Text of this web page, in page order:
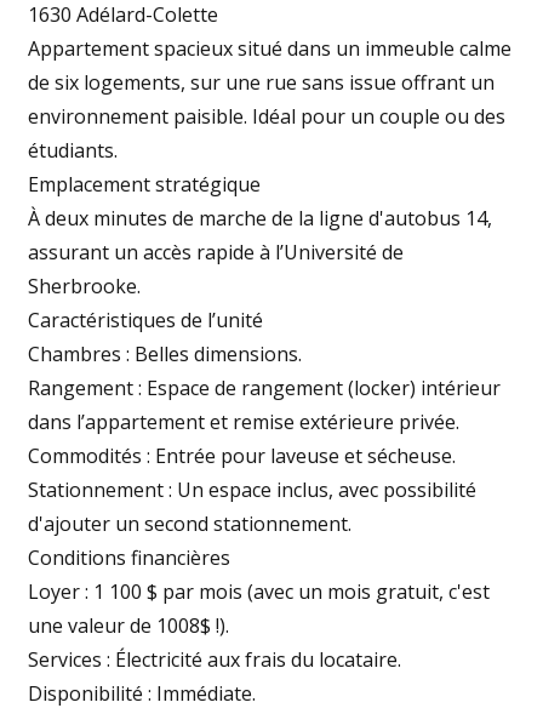
1630 Adélard-Colette
Appartement spacieux situé dans un immeuble calme
de six logements, sur une rue sans issue offrant un
environnement paisible. Idéal pour un couple ou des
étudiants.
Emplacement stratégique
À deux minutes de marche de la ligne d'autobus 14,
assurant un accès rapide à l’Université de
Sherbrooke.
Caractéristiques de l’unité
Chambres : Belles dimensions.
Rangement : Espace de rangement (locker) intérieur
dans l’appartement et remise extérieure privée.
Commodités : Entrée pour laveuse et sécheuse.
Stationnement : Un espace inclus, avec possibilité
d'ajouter un second stationnement.
Conditions financières
Loyer : 1 100 $ par mois (avec un mois gratuit, c'est
une valeur de 1008$ !).
Services : Électricité aux frais du locataire.
Disponibilité : Immédiate.